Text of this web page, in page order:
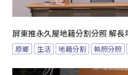
屏東推永久屋地籍分割分照 解長
原鄉 生活 地籍分割 執照分照